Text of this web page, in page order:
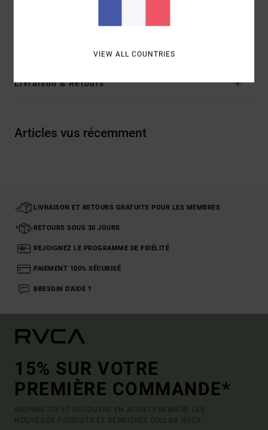
Livraison & Retours
Articles vus récemment
LIVRAISON ET RETOURS GRATUITS POUR LES MEMBRES
RETOURS SOUS 30 JOURS
REJOIGNEZ LE PROGRAMME DE FIDÉLITÉ
PAIEMENT 100% SÉCURISÉ
BBESOIN D'AIDE ?
15% SUR VOTRE
PREMIÈRE COMMANDE*
ABONNE-TOI ET DÉCOUVRE EN AVANT-PREMIÈRE LES
NOUVEAUX PRODUITS ET DERNIÈRES COLLAB' RVCA.
VIEW ALL COUNTRIES